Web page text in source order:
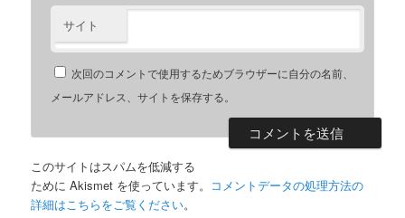
サイト
次回のコメントで使用するためブラウザーに自分の名前、
メールアドレス、サイトを保存する。
このサイトはスパムを低減する
ために Akismet を使っています。 コメントデータの処理方法の
詳細はこちらをご覧ください。